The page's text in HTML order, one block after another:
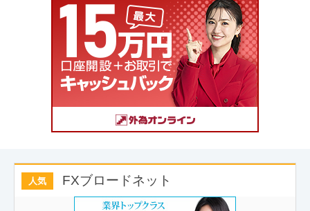
人気 FXブロードネット